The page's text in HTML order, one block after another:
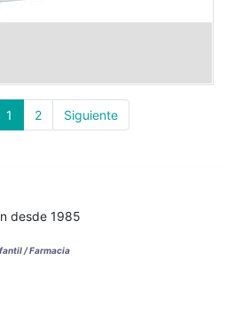
1 2 Siguiente
desde 1985
/ Farmacia